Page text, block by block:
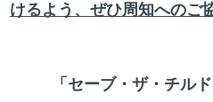
けるよう、ぜひ周知へのご
「セーブ・ザ・チル